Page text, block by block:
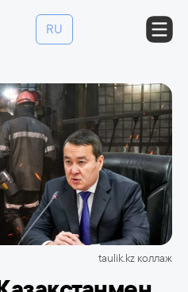
RU
taulik.kz коллаж